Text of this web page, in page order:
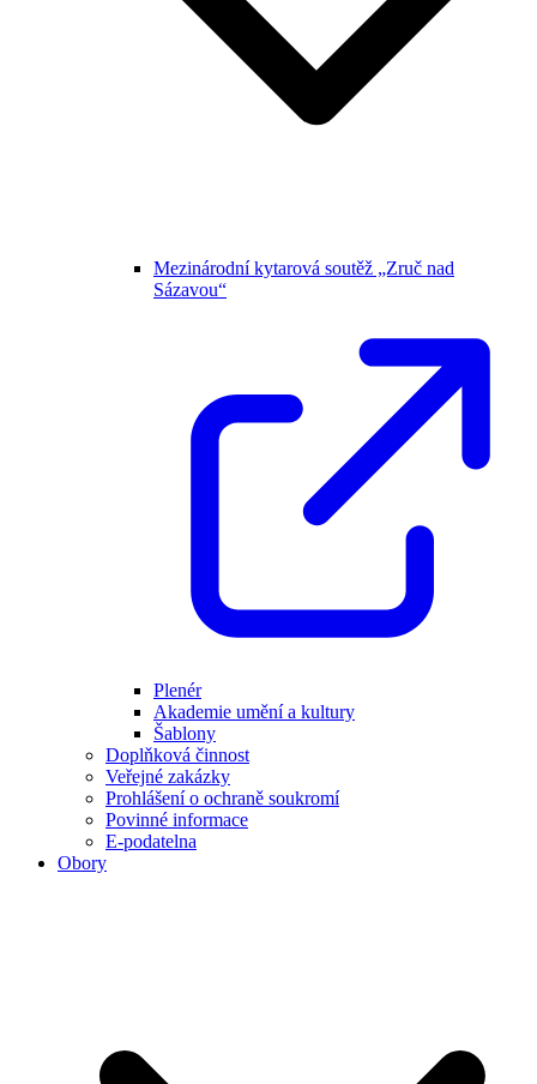
Mezinárodní kytarová soutěž „Zruč nad
Sázavou“
Plenér
Akademie umění a kultury
Šablony
Doplňková činnost
Veřejné zakázky
Prohlášení o ochraně soukromí
Povinné informace
E-podatelna
Obory